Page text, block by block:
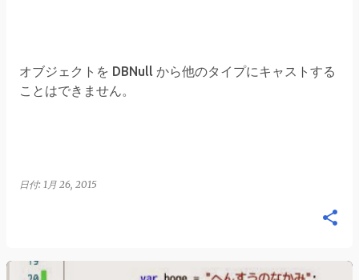
オブジェクトを DBNull から他のタイプにキャストする
ことはできません。
日付: 1月 26, 2015